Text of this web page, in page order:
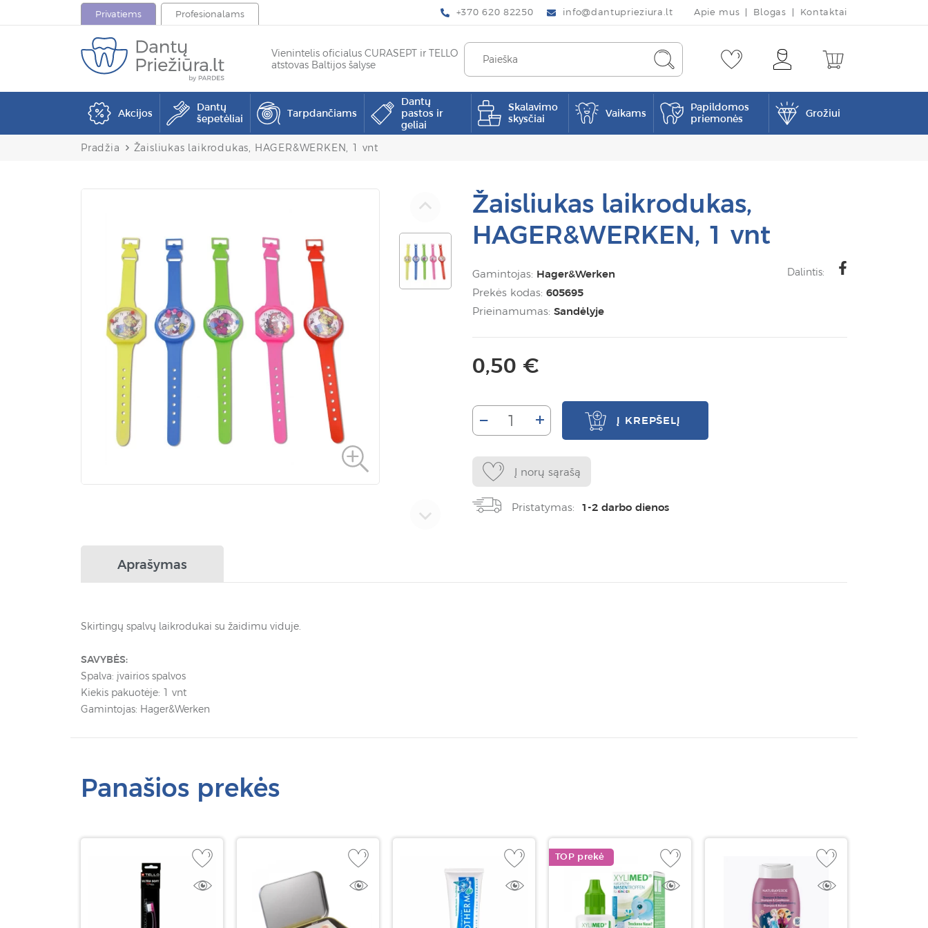
Privatiems Profesionalams +370 620 82250 info@dantuprieziura.lt Apie mus Blogas Kontaktai
Vienintelis oficialus CURASEPT ir TELLO
atstovas Baltijos šalyse
Akcijos
Dantų
šepetėliai
Tarpdančiams
Dantų
pastos ir
geliai
Skalavimo
skysčiai
Vaikams
Papildomos
priemonės
Grožiui
Pradžia Žaisliukas laikrodukas, HAGER&WERKEN, 1 vnt
Žaisliukas laikrodukas,
HAGER&WERKEN, 1 vnt
Gamintojas: Hager&Werken
Prekės kodas: 605695
Prieinamumas: Sandėlyje
Dalintis:
0,50 €
– + Į KREPŠELĮ
Į norų sąrašą
Pristatymas: 1-2 darbo dienos
Aprašymas
Skirtingų spalvų laikrodukai su žaidimu viduje.
SAVYBĖS:
Spalva: įvairios spalvos
Kiekis pakuotėje: 1 vnt
Gamintojas: Hager&Werken
Panašios prekės
TOP prekė